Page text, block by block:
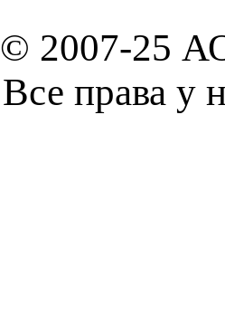
© 2007-25
Все права у